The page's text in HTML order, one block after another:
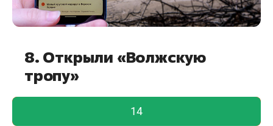
8. Открыли «Волжскую
тропу»
голос учтен!
14